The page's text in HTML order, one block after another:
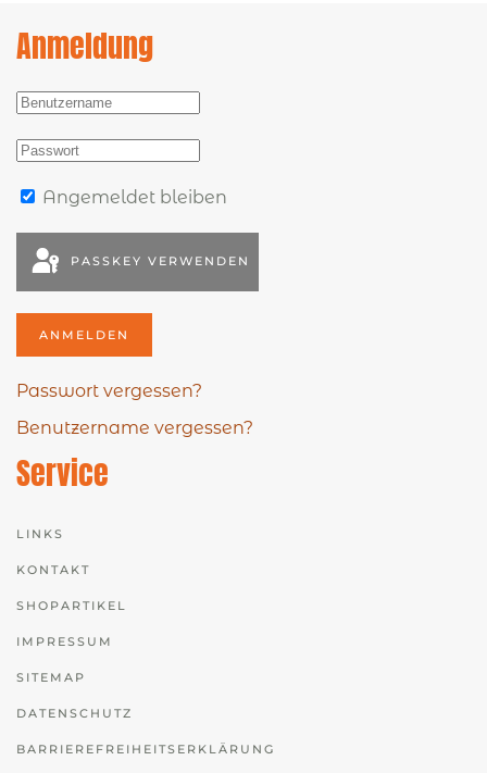
Anmeldung
Angemeldet bleiben
PASSKEY VERWENDEN
ANMELDEN
Passwort vergessen?
Benutzername vergessen?
Service
LINKS
KONTAKT
SHOPARTIKEL
IMPRESSUM
SITEMAP
DATENSCHUTZ
BARRIEREFREIHEITSERKLÄRUNG